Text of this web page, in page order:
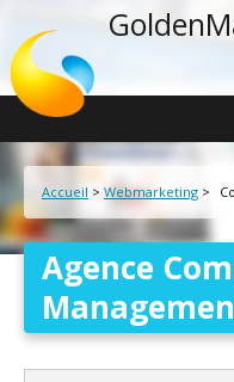
Accueil > Webmarketing >
Agence